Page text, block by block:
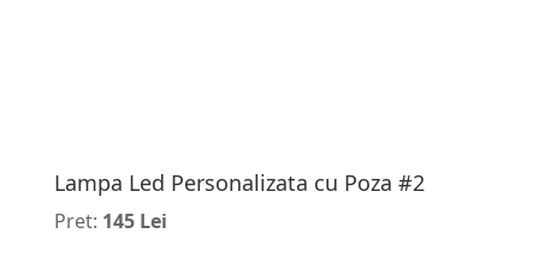
Lampa Led Personalizata cu Poza #2
Pret: 145 Lei